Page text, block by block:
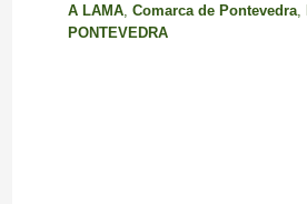
A LAMA, Comarca de Pontevedra,
PONTEVEDRA